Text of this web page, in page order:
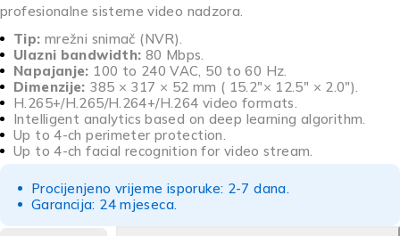
profesionalne sisteme video nadzora.
Tip: mrežni snimač (NVR).
Ulazni bandwidth: 80 Mbps.
Napajanje: 100 to 240 VAC, 50 to 60 Hz.
Dimenzije: 385 × 317 × 52 mm ( 15.2″× 12.5″ × 2.0″).
H.265+/H.265/H.264+/H.264 video formats.
Intelligent analytics based on deep learning algorithm.
Up to 4-ch perimeter protection.
Up to 4-ch facial recognition for video stream.
Procijenjeno vrijeme isporuke: 2-7 dana.
Garancija: 24 mjeseca.